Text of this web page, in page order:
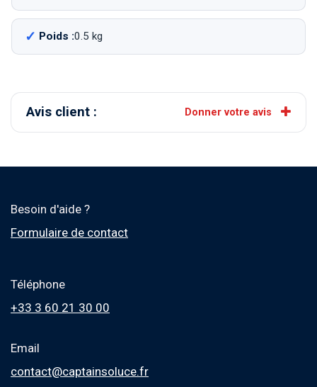
Poids :0.5 kg
Avis client : Donner votre avis
Besoin d'aide ?
Formulaire de contact
Téléphone
+33 3 60 21 30 00
Email
contact@captainsoluce.fr